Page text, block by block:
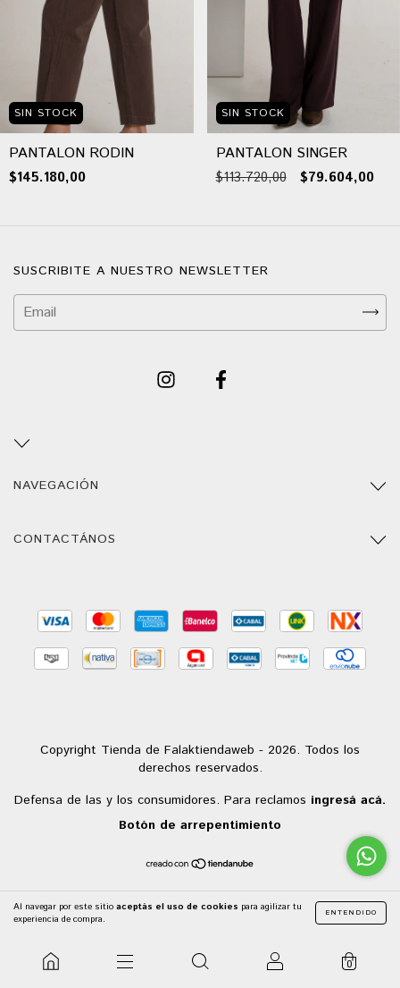
Al navegar por este sitio aceptás el uso de cookies para agilizar tu
experiencia de compra.
ENTENDIDO
0
SIN STOCK
PANTALON RODIN
$145.180,00
SIN STOCK
PANTALON SINGER
$113.720,00 $79.604,00
SUSCRIBITE A NUESTRO NEWSLETTER
NAVEGACIÓN
CONTACTÁNOS
Copyright Tienda de Falaktiendaweb - 2026. Todos los
derechos reservados.
Defensa de las y los consumidores. Para reclamos ingresá acá.
Botón de arrepentimiento